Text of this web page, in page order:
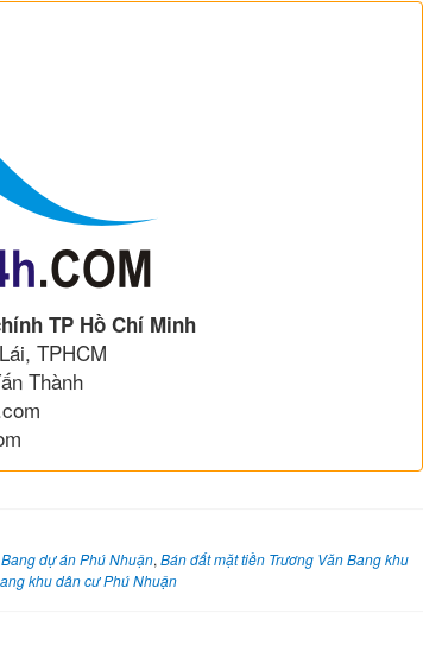
TP Hồ Chí Minh
TPHCM
Thành
dự án Phú Nhuận, Bán đất mặt tiền Trương Văn Bang khu
khu dân cư Phú Nhuận